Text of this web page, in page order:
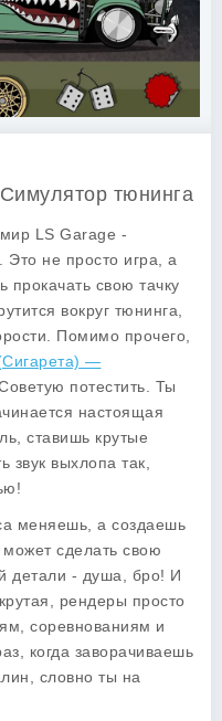
тюнинга
LS Garage -
не просто игра, а
свою тачку
вокруг тюнинга,
Помимо прочего,
—
Советую потестить. Ты
настоящая
ставишь крутые
выхлопа так,
меняешь, а создаешь
сделать свою
детали - душа, бро! И
рендеры просто
соревнованиям и
когда заворачиваешь
словно ты на